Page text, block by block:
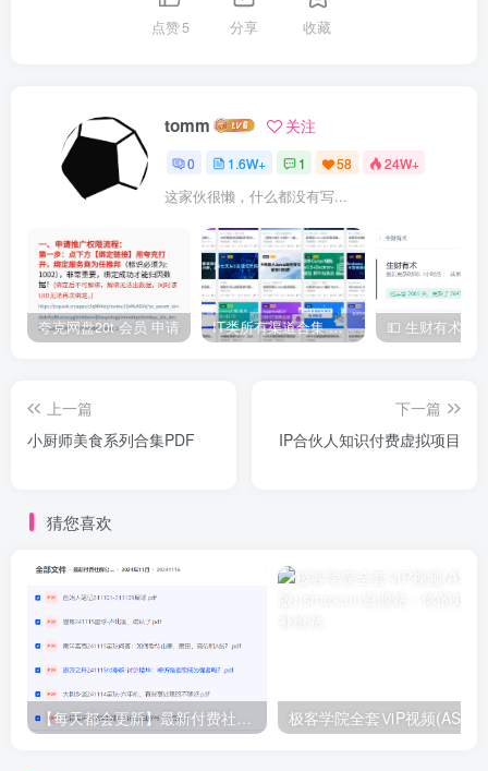
点赞5 分享 收藏
tomm 关注
0 1.6W+ 1 58 24W+
这家伙很懒，什么都没有写...
夸克网盘20t 会员 申请 IT类所有渠道合集 持续日更，目前近四千多条资源 年费用户微信私信获取权限
上一篇
小厨师美食系列合集PDF
下一篇
IP合伙人知识付费虚拟项目
猜您喜欢
【每天都会更新】最新付费社群公众号文章 极客学院全套ⅥP视频(AS版)